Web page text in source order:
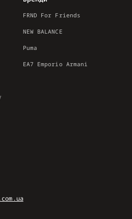
FRND For Friends
NEW BALANCE
Puma
EA7 Emporio Armani